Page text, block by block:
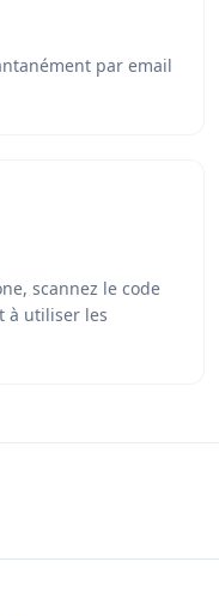
par email
scannez le code
à utiliser les